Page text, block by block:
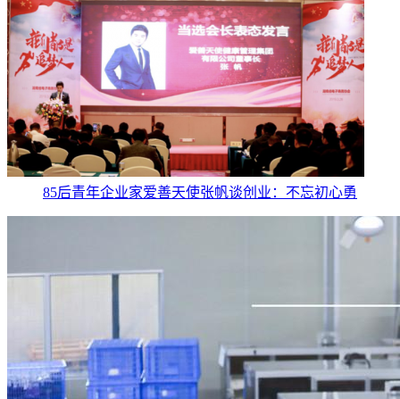
85后青年企业家爱善天使张帆谈创业：不忘初心勇